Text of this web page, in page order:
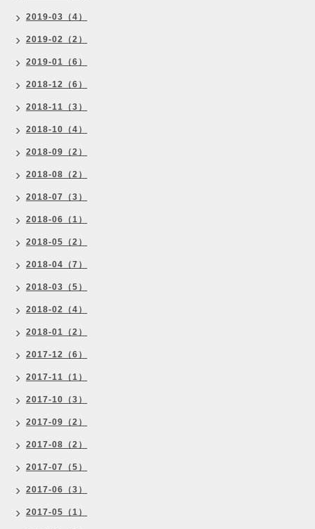
2019-03（4）
2019-02（2）
2019-01（6）
2018-12（6）
2018-11（3）
2018-10（4）
2018-09（2）
2018-08（2）
2018-07（3）
2018-06（1）
2018-05（2）
2018-04（7）
2018-03（5）
2018-02（4）
2018-01（2）
2017-12（6）
2017-11（1）
2017-10（3）
2017-09（2）
2017-08（2）
2017-07（5）
2017-06（3）
2017-05（1）